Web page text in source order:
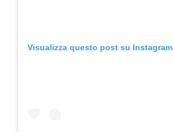
Visualizza questo post su Instagram